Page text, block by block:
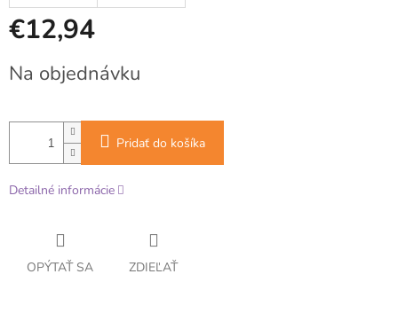
€12,94
cena:
Na objednávku
Pridať do košíka
Detailné informácie
OPÝTAŤ SA ZDIEĽAŤ